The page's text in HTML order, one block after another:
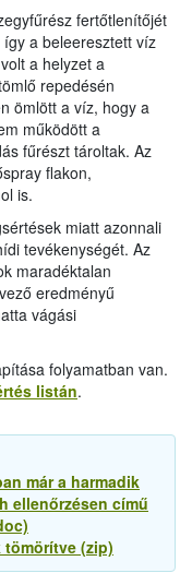
fertőtlenítőjét
a beleeresztett víz
a helyzet a
repedésén
ömlött a víz, hogy a
működött a
fűrészt tároltak. Az
flakon,
is.
miatt azonnali
tevékenységét. Az
maradéktalan
eredményű
vágási
folyamatban van.
listán.
már a harmadik
ellenőrzésen című
(zip)